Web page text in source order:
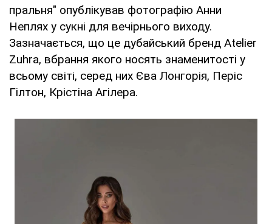
пральня" опублікував фотографію Анни
Неплях у сукні для вечірнього виходу.
Зазначається, що це дубайський бренд Atelier
Zuhra, вбрання якого носять знаменитості у
всьому світі, серед них Єва Лонгорія, Періс
Гілтон, Крістіна Агілера.